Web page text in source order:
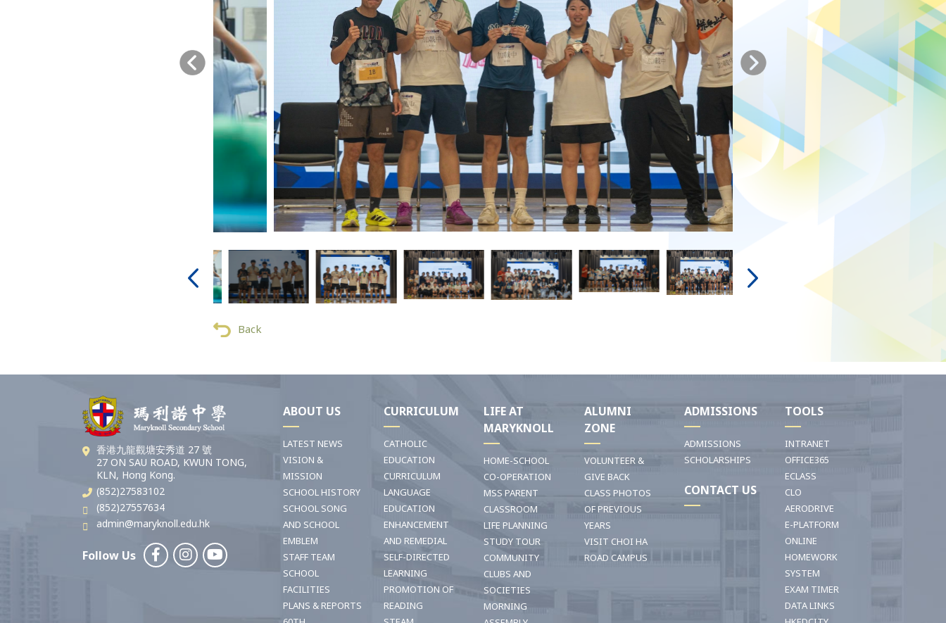
Back
香港九龍觀塘安秀道 27 號
27 ON SAU ROAD, KWUN TONG,
KLN, Hong Kong.
(852)27583102
(852)27557634
admin@maryknoll.edu.hk
Follow Us
ABOUT US
LATEST NEWS
VISION &
MISSION
SCHOOL HISTORY
SCHOOL SONG
AND SCHOOL
EMBLEM
STAFF TEAM
SCHOOL
FACILITIES
PLANS & REPORTS
CURRICULUM
CATHOLIC
EDUCATION
CURRICULUM
LANGUAGE
EDUCATION
ENHANCEMENT
AND REMEDIAL
SELF-DIRECTED
LEARNING
PROMOTION OF
READING
LIFE AT
MARYKNOLL
HOME-SCHOOL
CO-OPERATION
MSS PARENT
CLASSROOM
LIFE PLANNING
STUDY TOUR
COMMUNITY
CLUBS AND
SOCIETIES
MORNING
ALUMNI
ZONE
VOLUNTEER &
GIVE BACK
CLASS PHOTOS
OF PREVIOUS
YEARS
VISIT CHOI HA
ROAD CAMPUS
ADMISSIONS
ADMISSIONS
SCHOLARSHIPS
CONTACT US
TOOLS
INTRANET
OFFICE365
ECLASS
CLO
AERODRIVE
E-PLATFORM
ONLINE
HOMEWORK
SYSTEM
EXAM TIMER
DATA LINKS